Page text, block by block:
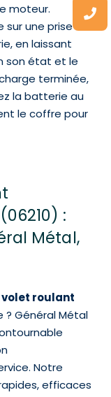
moteur.
sur une prise
en laissant
son état et le
terminée,
la batterie au
le coffre pour
:
Métal,
roulant
Général Métal
Notre
efficaces